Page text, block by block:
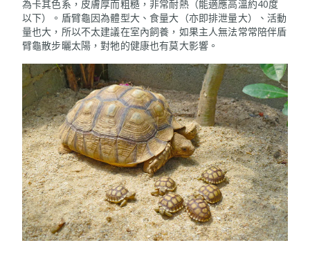
為卡其色系，皮膚厚而粗糙，非常耐熱（能適應高溫約40度
以下）。盾臂龜因為體型大、食量大（亦即排泄量大）、活動
量也大，所以不太建議在室內飼養，如果主人無法常常陪伴盾
臂龜散步曬太陽，對牠的健康也有莫大影響。